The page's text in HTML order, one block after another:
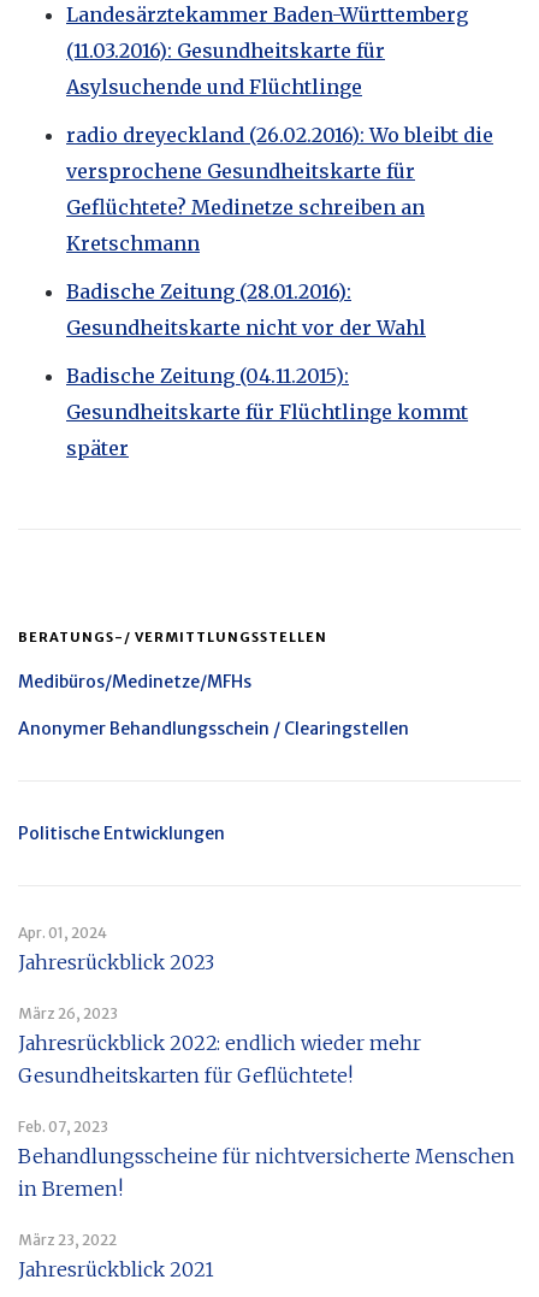
Landesärztekammer Baden-Württemberg
(11.03.2016): Gesundheitskarte für
Asylsuchende und Flüchtlinge
radio dreyeckland (26.02.2016): Wo bleibt die
versprochene Gesundheitskarte für
Geflüchtete? Medinetze schreiben an
Kretschmann
Badische Zeitung (28.01.2016):
Gesundheitskarte nicht vor der Wahl
Badische Zeitung (04.11.2015):
Gesundheitskarte für Flüchtlinge kommt
später
BERATUNGS-/ VERMITTLUNGSSTELLEN
Medibüros/Medinetze/MFHs
Anonymer Behandlungsschein / Clearingstellen
Politische Entwicklungen
Apr. 01, 2024
Jahresrückblick 2023
März 26, 2023
Jahresrückblick 2022: endlich wieder mehr
Gesundheitskarten für Geflüchtete!
Feb. 07, 2023
Behandlungsscheine für nichtversicherte Menschen
in Bremen!
März 23, 2022
Jahresrückblick 2021